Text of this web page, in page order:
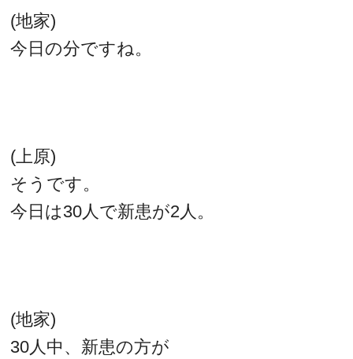
(地家)
今日の分ですね。
(上原)
そうです。
今日は30人で新患が2人。
(地家)
30人中、新患の方が